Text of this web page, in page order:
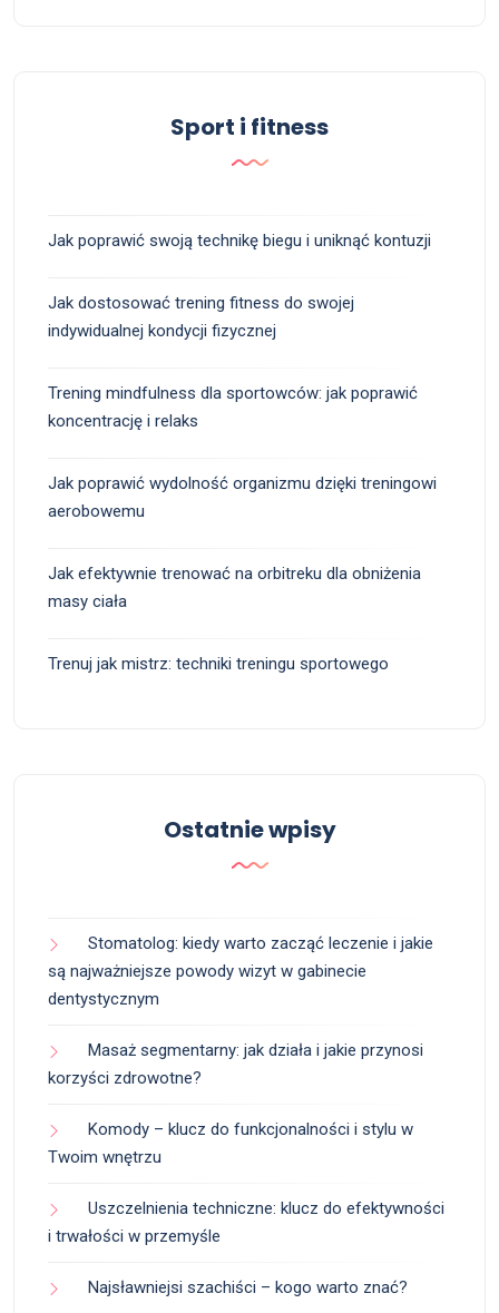
Sport i fitness
Jak poprawić swoją technikę biegu i uniknąć kontuzji
Jak dostosować trening fitness do swojej
indywidualnej kondycji fizycznej
Trening mindfulness dla sportowców: jak poprawić
koncentrację i relaks
Jak poprawić wydolność organizmu dzięki treningowi
aerobowemu
Jak efektywnie trenować na orbitreku dla obniżenia
masy ciała
Trenuj jak mistrz: techniki treningu sportowego
Ostatnie wpisy
Stomatolog: kiedy warto zacząć leczenie i jakie
są najważniejsze powody wizyt w gabinecie
dentystycznym
Masaż segmentarny: jak działa i jakie przynosi
korzyści zdrowotne?
Komody – klucz do funkcjonalności i stylu w
Twoim wnętrzu
Uszczelnienia techniczne: klucz do efektywności
i trwałości w przemyśle
Najsławniejsi szachiści – kogo warto znać?